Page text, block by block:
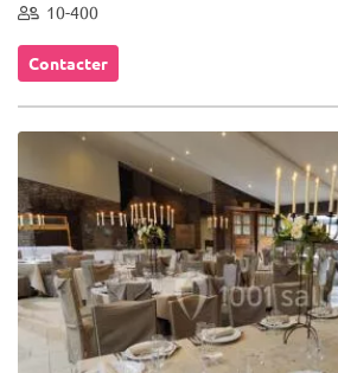
10-400
Contacter